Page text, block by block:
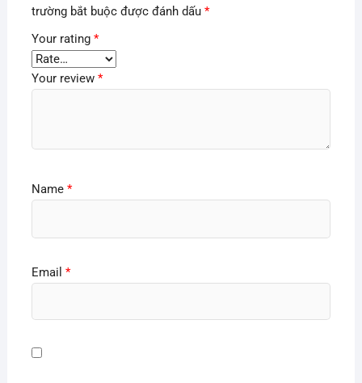
trường bắt buộc được đánh dấu *
Your rating *
Your review *
Name *
Email *